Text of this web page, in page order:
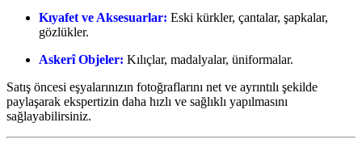
Kıyafet ve Aksesuarlar: Eski kürkler, çantalar, şapkalar,
gözlükler.
Askerî Objeler: Kılıçlar, madalyalar, üniformalar.
Satış öncesi eşyalarınızın fotoğraflarını net ve ayrıntılı şekilde
paylaşarak ekspertizin daha hızlı ve sağlıklı yapılmasını
sağlayabilirsiniz.